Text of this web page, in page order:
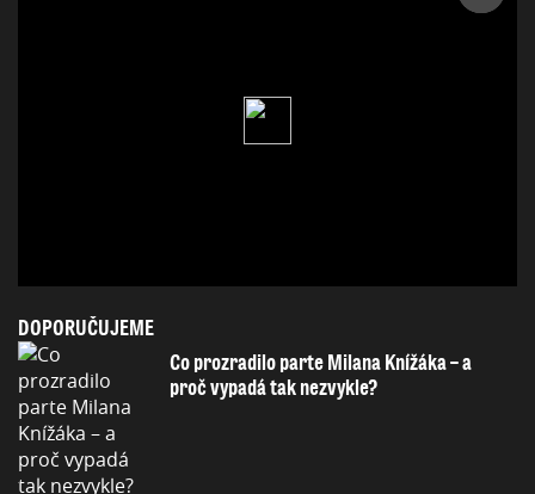
DOPORUČUJEME
Co prozradilo parte Milana Knížáka – a
proč vypadá tak nezvykle?